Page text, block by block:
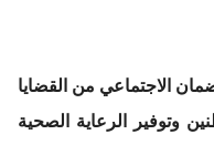
الاجتماعي من القضايا
وتوفير الرعاية الصحية